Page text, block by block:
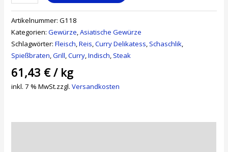
Artikelnummer:G118
Kategorien:Gewürze,Asiatische Gewürze
Schlagwörter:Fleisch,Reis,Curry Delikatess, Schaschlik,
Spießbraten,Grill,Curry,Indisch, Steak
61,43 €/ kg
inkl. 7 % MwSt.zzgl.Versandkosten